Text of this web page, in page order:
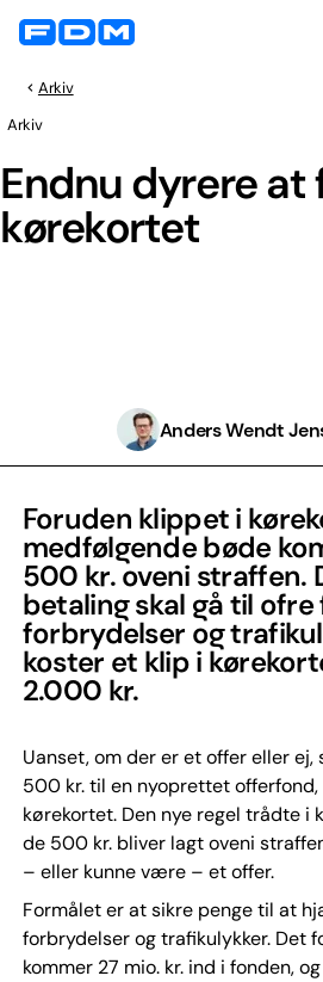
Arkiv
Endnu dyrere at
kørekortet
Arkiv
Anders Wendt
Foruden klippet i
medfølgende bøde
500 kr. oveni straffen.
betaling skal gå til ofre
forbrydelser og
koster et klip i
2.000 kr.
Uanset, om der er et offer eller
500 kr. til en nyoprettet
kørekortet. Den nye regel trådte i
de 500 kr. bliver lagt oveni
– eller kunne være – et offer.
Formålet er at sikre penge til at
forbrydelser og trafikulykker. Det
kommer 27 mio. kr. ind i fonden,